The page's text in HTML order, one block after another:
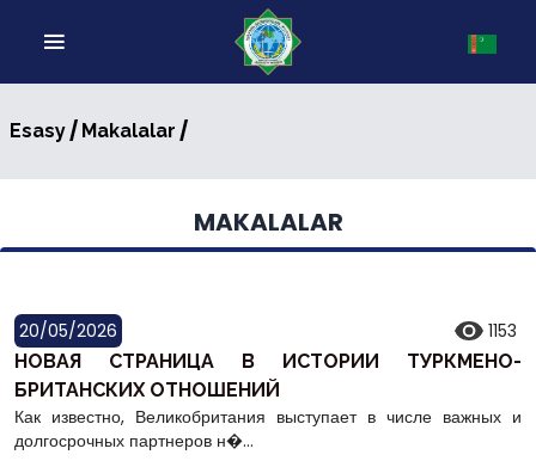
Esasy/ Makalalar /
MAKALALAR
20/05/2026 1153
НОВАЯ СТРАНИЦА В ИСТОРИИ ТУРКМЕНО-
БРИТАНСКИХ ОТНОШЕНИЙ
Как известно, Великобритания выступает в числе важных и
долгосрочных партнеров н�...